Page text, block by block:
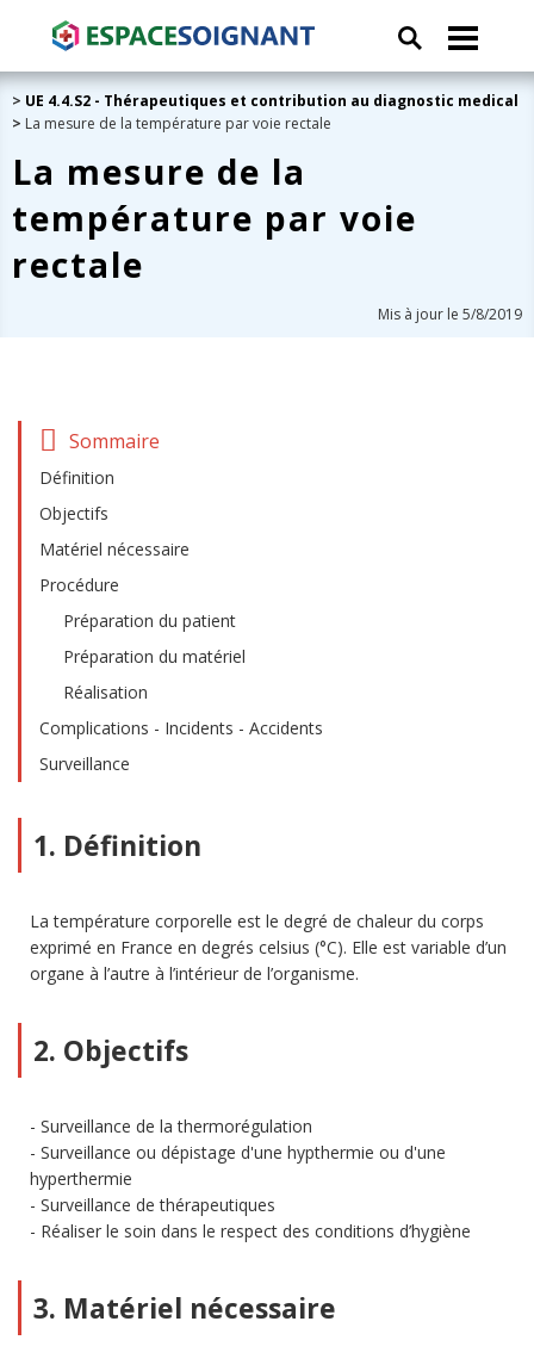
> UE 4.4.S2 - Thérapeutiques et contribution au diagnostic medical
> La mesure de la température par voie rectale
La mesure de la
température par voie
rectale
Mis à jour le 5/8/2019
Sommaire
Définition
Objectifs
Matériel nécessaire
Procédure
Préparation du patient
Préparation du matériel
Réalisation
Complications - Incidents - Accidents
Surveillance
1. Définition
La température corporelle est le degré de chaleur du corps
exprimé en France en degrés celsius (°C). Elle est variable d’un
organe à l’autre à l’intérieur de l’organisme.
2. Objectifs
Surveillance de la thermorégulation
Surveillance ou dépistage d'une hypthermie ou d'une
hyperthermie
Surveillance de thérapeutiques
Réaliser le soin dans le respect des conditions d’hygiène
3. Matériel nécessaire